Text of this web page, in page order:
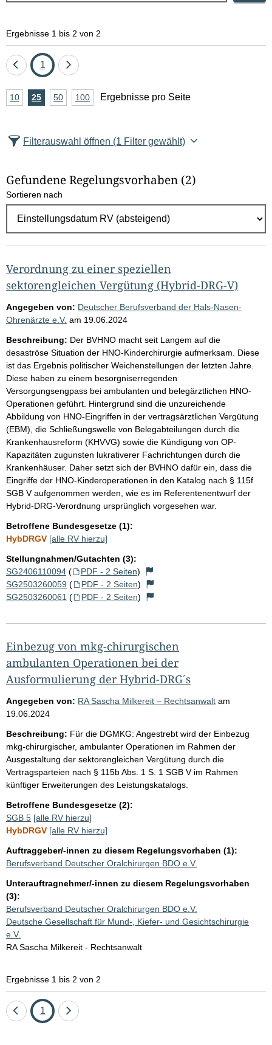
Ergebnisse 1 bis 2 von 2
Eine
zurück
Seite
1
Eine
vor
A
z
l
E
g
e
b
n
i
s
s
e
p
r
o
S
e
i
t
e
10Ergebnisse
25Ergebnisse
50Ergebnisse
100Ergebnisse
Ergebnisse pro Seite
Filterauswahl öffnen (1 Filter gewählt)
Gefundene Regelungsvorhaben (2)
Sortieren nach
Verordnung zu einer speziellen
sektorengleichen Vergütung (Hybrid-DRG-V)
Angegeben von: Deutscher Berufsverband der Hals-Nasen-
Ohrenärzte e.V. am 19.06.2024
Beschreibung: Der BVHNO macht seit Langem auf die
desaströse Situation der HNO-Kinderchirurgie aufmerksam. Diese
ist das Ergebnis politischer Weichenstellungen der letzten Jahre.
Diese haben zu einem besorgniserregenden
Versorgungsengpass bei ambulanten und belegärztlichen HNO-
Operationen geführt. Hintergrund sind die unzureichende
Abbildung von HNO-Eingriffen in der vertragsärztlichen Vergütung
(EBM), die Schließungswelle von Belegabteilungen durch die
Krankenhausreform (KHVVG) sowie die Kündigung von OP-
Kapazitäten zugunsten lukrativerer Fachrichtungen durch die
Krankenhäuser. Daher setzt sich der BVHNO dafür ein, dass die
Eingriffe der HNO-Kinderoperationen in den Katalog nach § 115f
SGB V aufgenommen werden, wie es im Referentenentwurf der
Hybrid-DRG-Verordnung ursprünglich vorgesehen war.
Betroffene Bundesgesetze (1):
HybDRGV [alle RV hierzu]
Stellungnahmen/Gutachten (3):
SG2406110094 ( PDF - 2 Seiten)
SG2503260059 ( PDF - 2 Seiten)
SG2503260061 ( PDF - 2 Seiten)
Einbezug von mkg-chirurgischen
ambulanten Operationen bei der
Ausformulierung der Hybrid-DRG´s
Angegeben von: RA Sascha Milkereit – Rechtsanwalt am
19.06.2024
Beschreibung: Für die DGMKG: Angestrebt wird der Einbezug
mkg-chirurgischer, ambulanter Operationen im Rahmen der
Ausgestaltung der sektorengleichen Vergütung durch die
Vertragsparteien nach § 115b Abs. 1 S. 1 SGB V im Rahmen
künftiger Erweiterungen des Leistungskatalogs.
Betroffene Bundesgesetze (2):
SGB 5 [alle RV hierzu]
HybDRGV [alle RV hierzu]
Auftraggeber/-innen zu diesem Regelungsvorhaben (1):
Berufsverband Deutscher Oralchirurgen BDO e.V.
Unterauftragnehmer/-innen zu diesem Regelungsvorhaben
(3):
Berufsverband Deutscher Oralchirurgen BDO e.V.
Deutsche Gesellschaft für Mund-, Kiefer- und Gesichtschirurgie
e.V.
RA Sascha Milkereit - Rechtsanwalt
Ergebnisse 1 bis 2 von 2
EineSeite
1
Eine